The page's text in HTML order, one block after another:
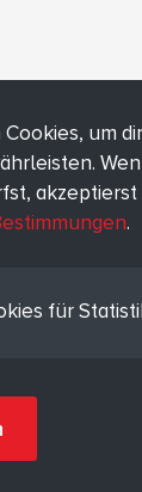
um
akzeptierst
.
für